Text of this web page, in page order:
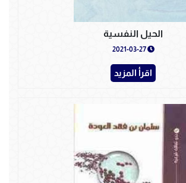
الحيل النفسية
2021-03-27
اقرأ المزيد